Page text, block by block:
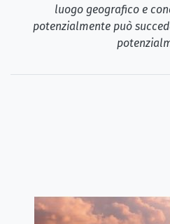
luogo geografico e
potenzialmente può